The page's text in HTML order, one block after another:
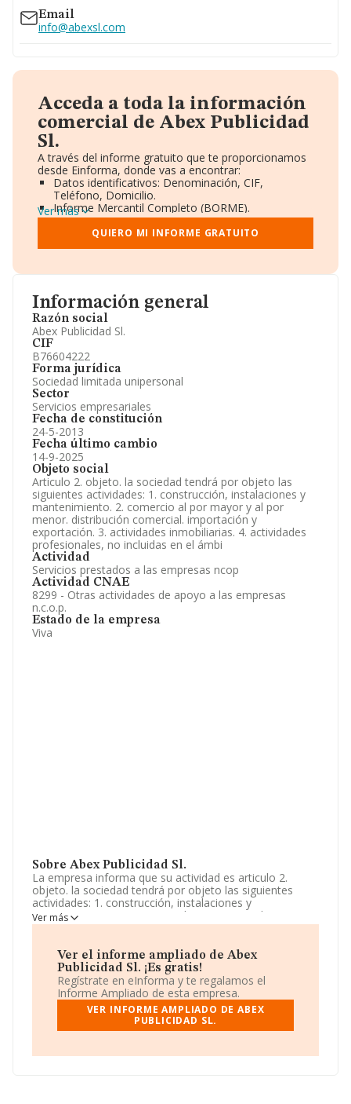
Información general
Razón social
Abex Publicidad Sl.
CIF
B76604222
Forma jurídica
Sociedad limitada unipersonal
Sector
Servicios empresariales
Fecha de constitución
24-5-2013
Fecha último cambio
14-9-2025
Objeto social
Articulo 2. objeto. la sociedad tendrá por objeto las
siguientes actividades: 1. construcción, instalaciones y
mantenimiento. 2. comercio al por mayor y al por
menor. distribución comercial. importación y
exportación. 3. actividades inmobiliarias. 4. actividades
profesionales, no incluidas en el ámbi
Actividad
Servicios prestados a las empresas ncop
Actividad CNAE
8299 - Otras actividades de apoyo a las empresas
n.c.o.p.
Estado de la empresa
Viva
Sobre Abex Publicidad Sl.
La empresa informa que su actividad es articulo 2.
objeto. la sociedad tendrá por objeto las siguientes
actividades: 1. construcción, instalaciones y
mantenimiento. 2. comercio al por mayor y al por
menor. distribución comercial. importación y
profesionales, no incluidas en el ámbi. La empresa está
registrada como Sociedad Limitada. Su actividad CNAE
es 'Otras actividades de apoyo a las empresas n.c.o.p.'
con código 8299. La sociedad no tiene actividad en
mercados exteriores.
El número de empleados ha crecido un
disponibles en INFORMA, el número de empleados de la
Ver más
Ver el informe ampliado de Abex
Publicidad Sl. ¡Es gratis!
Regístrate en eInforma y te regalamos el
Informe Ampliado de esta empresa.
VER INFORME AMPLIADO DE ABEX
PUBLICIDAD SL.
Email
info@abexsl.com
Acceda a toda la información
comercial de Abex Publicidad
Sl.
A través del informe gratuito que te proporcionamos
desde Einforma, donde vas a encontrar:
Datos identificativos: Denominación, CIF,
Teléfono, Domicilio.
Informe Mercantil Completo (BORME).
Gráficos de Evolución Ventas y Empleados.
Consejo de Administración y Administradores.
Directivos y Ejecutivos.
Información oficial y registral complementaria.
Ver más
QUIERO MI INFORME GRATUITO